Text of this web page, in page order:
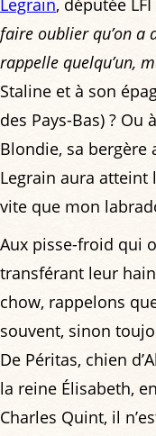
Legrain, députée LFI
faire oublier qu’on a
rappelle quelqu’un,
Staline et à son
des Pays-Bas) ?
Blondie, sa bergère
Legrain aura atteint
vite que mon
Aux pisse-froid qui
transférant leur
chow, rappelons
souvent, sinon
De Péritas, chien
la reine Élisabeth,
Charles Quint, il